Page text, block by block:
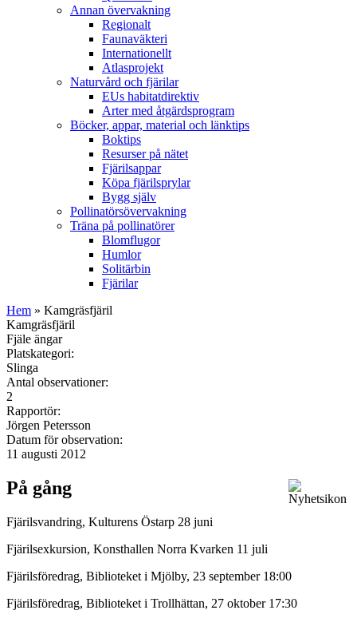
Annan övervakning
Regionalt
Faunaväkteri
Internationellt
Atlasprojekt
Naturvård och fjärilar
EUs habitatdirektiv
Arter med åtgärdsprogram
Böcker, appar, material och länktips
Boktips
Resurser på nätet
Fjärilsappar
Köpa fjärilsprylar
Bygg själv
Pollinatörsövervakning
Träna på pollinatörer
Blomflugor
Humlor
Solitärbin
Fjärilar
Hem » Kamgräsfjäril
Kamgräsfjäril
Fjäle ängar
Platskategori:
Slinga
Antal observationer:
2
Rapportör:
Jörgen Petersson
Datum för observation:
11 augusti 2012
På gång
Fjärilsvandring, Kulturens Östarp 28 juni
Fjärilsexkursion, Konsthallen Norra Kvarken 11 juli
Fjärilsföredrag, Biblioteket i Mjölby, 23 september 18:00
Fjärilsföredrag, Biblioteket i Trollhättan, 27 oktober 17:30